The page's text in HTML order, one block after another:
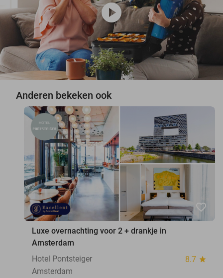
play_circle
Anderen bekeken ook
favorite_border
Luxe overnachting voor 2 + drankje in
Amsterdam
Hotel Pontsteiger
8.7 star
Amsterdam